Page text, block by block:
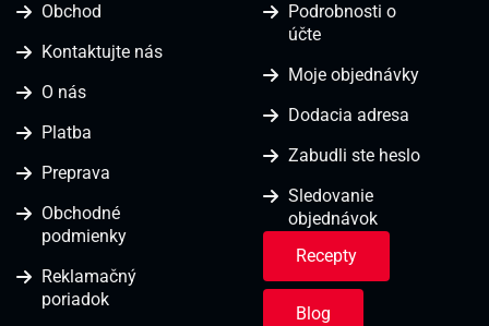
Obchod
Kontaktujte nás
O nás
Platba
Preprava
Obchodné
podmienky
Reklamačný
poriadok
Podrobnosti o
účte
Moje objednávky
Dodacia adresa
Zabudli ste heslo
Sledovanie
objednávok
Recepty
Blog